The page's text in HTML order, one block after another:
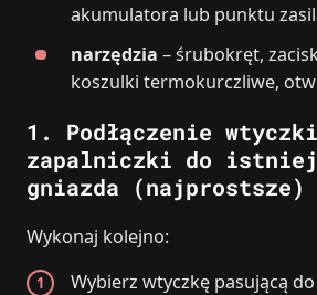
akumulatora lub punktu
narzędzia – śrubokręt,
koszulki termokurczliwe,
1. Podłączenie wtyczki
zapalniczki do
gniazda (najprostsze)
Wykonaj kolejno:
Wybierz wtyczkę pasującą